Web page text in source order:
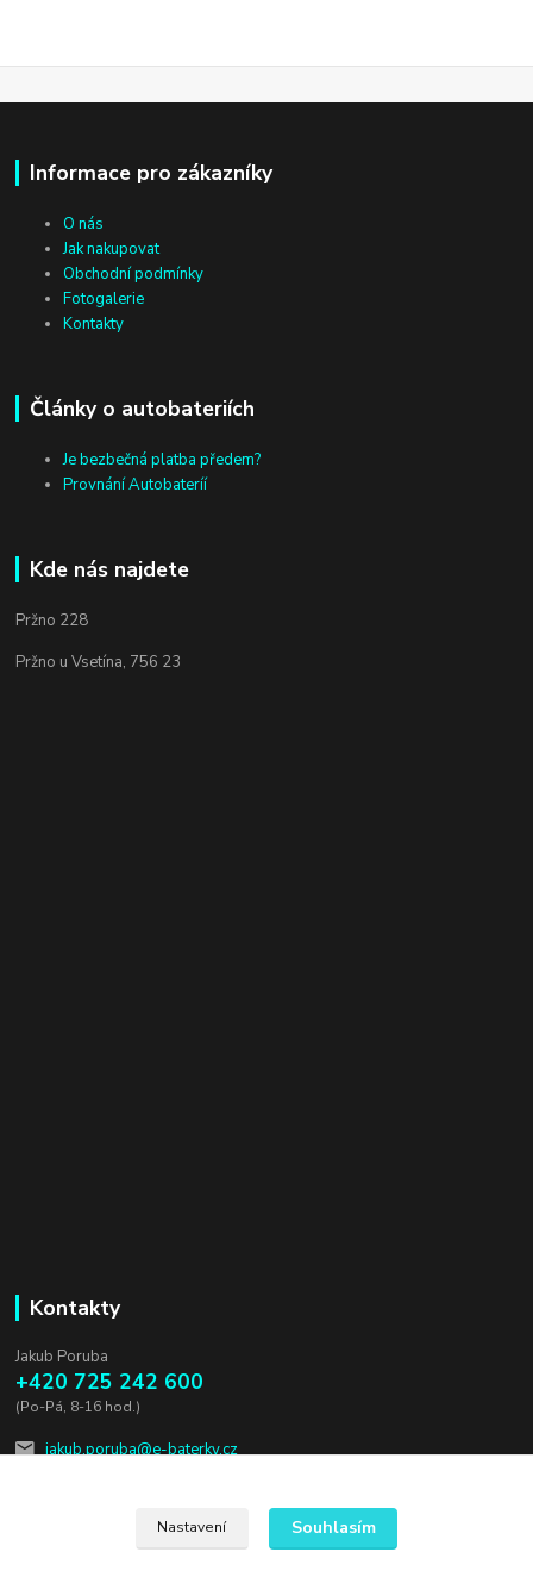
Informace pro zákazníky
O nás
Jak nakupovat
Obchodní podmínky
Fotogalerie
Kontakty
Články o autobateriích
Je bezbečná platba předem?
Provnání Autobateríí
Kde nás najdete
Pržno 228
Pržno u Vsetína, 756 23
Kontakty
Jakub Poruba
+420 725 242 600
(Po-Pá, 8-16 hod.)
jakub.poruba@e-baterky.cz
Nastavení Souhlasím